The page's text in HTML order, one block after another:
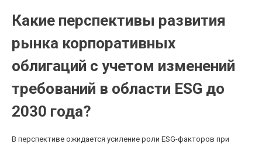
Какие перспективы развития
рынка корпоративных
облигаций с учетом изменений
требований в области ESG до
2030 года?
В перспективе ожидается усиление роли ESG-факторов при